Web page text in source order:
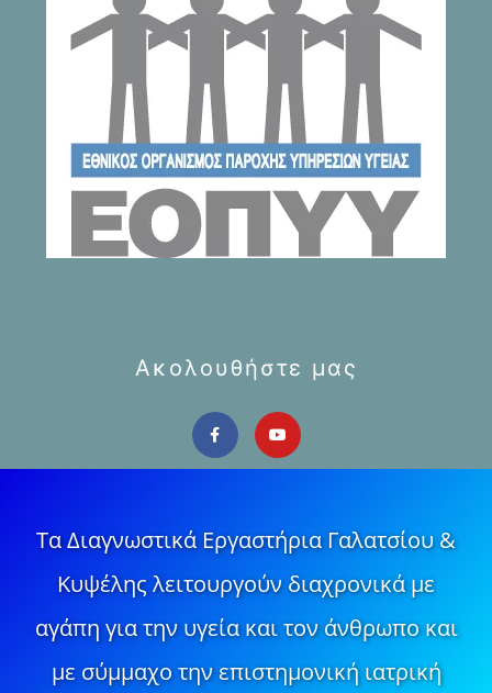
Ακολουθήστε μας
Τα Διαγνωστικά Εργαστήρια Γαλατσίου &
Κυψέλης λειτουργούν διαχρονικά με
αγάπη για την υγεία και τον άνθρωπο και
με σύμμαχο την επιστημονική ιατρική